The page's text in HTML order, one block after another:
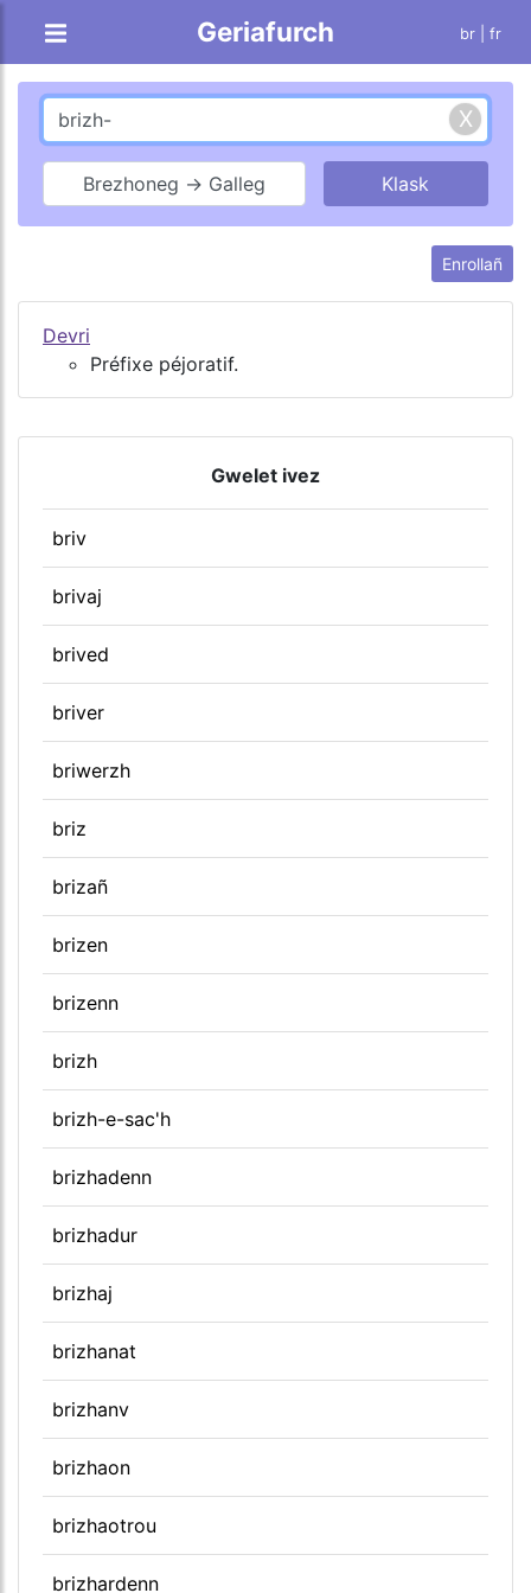
Geriafurch br | fr
Brezhoneg → Galleg
Enrollañ
Devri
Préfixe péjoratif.
Gwelet ivez
briv
brivaj
brived
briver
briwerzh
briz
brizañ
brizen
brizenn
brizh
brizh-e-sac'h
brizhadenn
brizhadur
brizhaj
brizhanat
brizhanv
brizhaon
brizhaotrou
brizhardenn